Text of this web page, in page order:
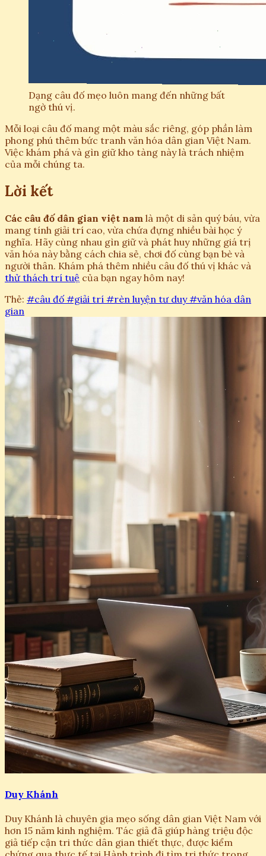
Dạng câu đố mẹo luôn mang đến những bất
ngờ thú vị.
Mỗi loại câu đố mang một màu sắc riêng, góp phần làm
phong phú thêm bức tranh văn hóa dân gian Việt Nam.
Việc khám phá và gìn giữ kho tàng này là trách nhiệm
của mỗi chúng ta.
Lời kết
Các câu đố dân gian việt nam là một di sản quý báu, vừa
mang tính giải trí cao, vừa chứa đựng nhiều bài học ý
nghĩa. Hãy cùng nhau gìn giữ và phát huy những giá trị
văn hóa này bằng cách chia sẻ, chơi đố cùng bạn bè và
người thân. Khám phá thêm nhiều câu đố thú vị khác và
thử thách trí tuệ của bạn ngay hôm nay!
Thẻ: #câu đố#giải trí #rèn luyện tư duy#văn hóa dân
gian
Duy Khánh
Duy Khánh là chuyên gia mẹo sống dân gian Việt Nam với
hơn 15 năm kinh nghiệm. Tác giả đã giúp hàng triệu độc
giả tiếp cận tri thức dân gian thiết thực, được kiểm